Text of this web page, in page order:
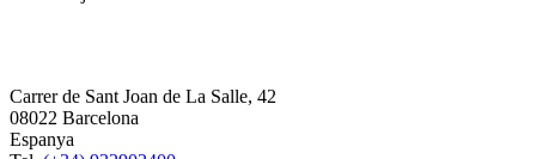
Carrer de Sant Joan de La Salle, 42
08022 Barcelona
Espanya